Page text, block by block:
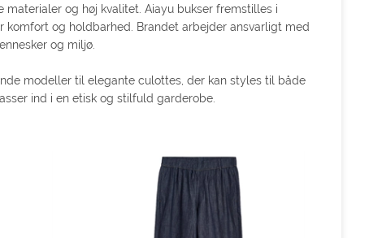
og høj kvalitet. Aiayu bukser fremstilles i
og holdbarhed. Brandet arbejder ansvarligt med
og miljø.
modeller til elegante culottes, der kan styles til både
ind i en etisk og stilfuld garderobe.